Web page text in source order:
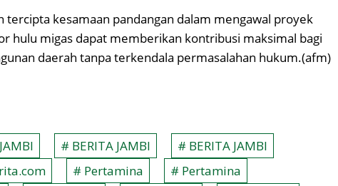
tercipta kesamaan pandangan dalam mengawal proyek
hulu migas dapat memberikan kontribusi maksimal bagi
daerah tanpa terkendala permasalahan hukum.(afm)
# BERITA JAMBI
# BERITA JAMBI
# Pertamina
# Pertamina